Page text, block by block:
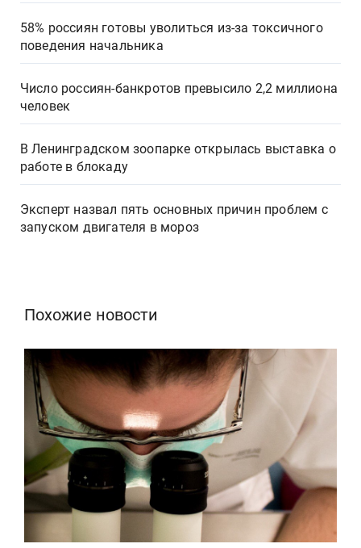
58% россиян готовы уволиться из-за токсичного
поведения начальника
Число россиян-банкротов превысило 2,2 миллиона
человек
В Ленинградском зоопарке открылась выставка о
работе в блокаду
Эксперт назвал пять основных причин проблем с
запуском двигателя в мороз
Похожие новости